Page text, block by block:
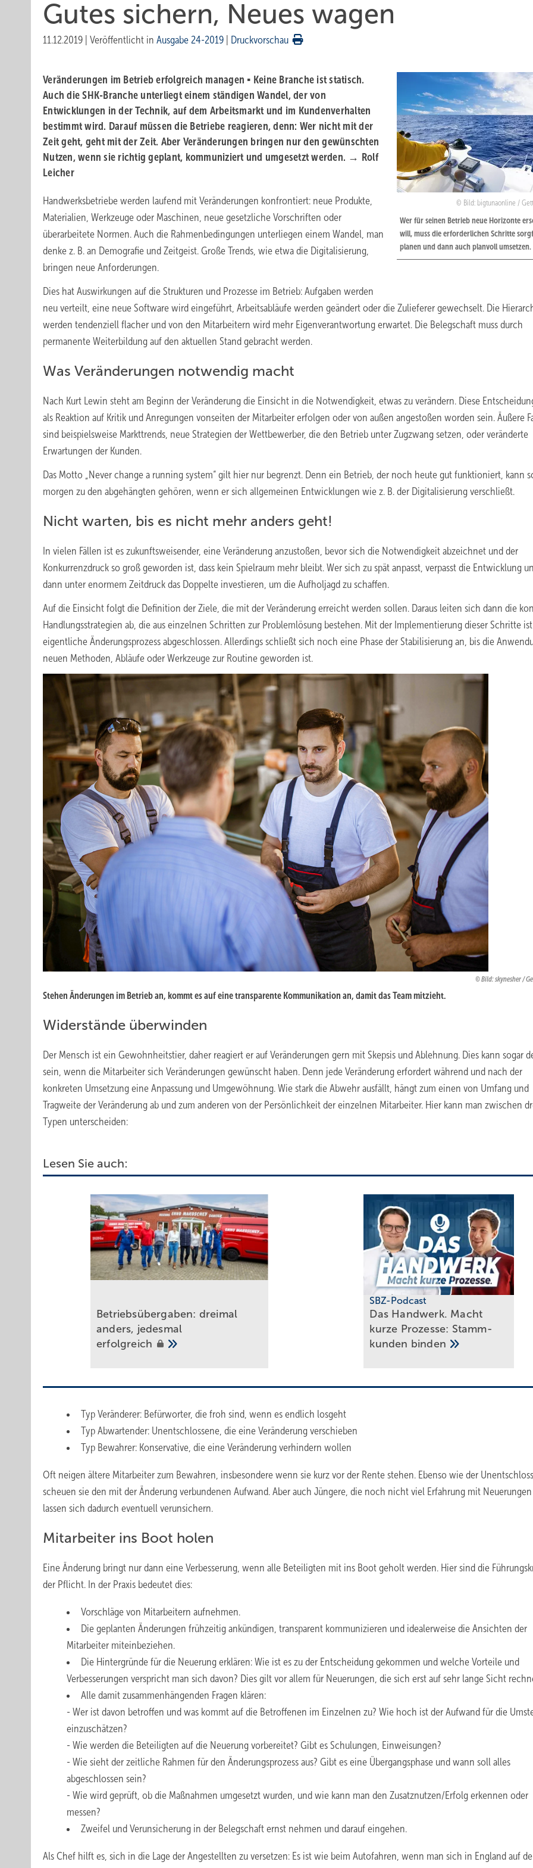
Gutes sichern, Neues wagen
11.12.2019 Veröffentlicht in Ausgabe 24-2019 Druckvorschau
Bild: bigtunaonline /
Wer für seinen Betrieb neue Horizonte
will, muss die erforderlichen Schritte
planen und dann auch planvoll umsetzen.
Veränderungen im Betrieb erfolgreich managen ▪ Keine Branche ist statisch.
Auch die SHK-Branche unterliegt einem ständigen Wandel, der von
Entwicklungen in der Technik, auf dem Arbeitsmarkt und im Kundenverhalten
bestimmt wird. Darauf müssen die Betriebe reagieren, denn: Wer nicht mit der
Zeit geht, geht mit der Zeit. Aber Veränderungen bringen nur den gewünschten
Nutzen, wenn sie richtig geplant, kommuniziert und umgesetzt werden. → Rolf
Leicher
Handwerksbetriebe werden laufend mit Veränderungen konfrontiert: neue Produkte,
Materialien, Werkzeuge oder Maschinen, neue gesetzliche Vorschriften oder
überarbeitete Normen. Auch die Rahmenbedingungen unterliegen einem Wandel, man
denke z. B. an Demografie und Zeitgeist. Große Trends, wie etwa die Digitalisierung,
bringen neue Anforderungen.
Dies hat Auswirkungen auf die Strukturen und Prozesse im Betrieb: Aufgaben werden
neu verteilt, eine neue Software wird eingeführt, Arbeitsabläufe werden geändert oder die Zulieferer gewechselt. Die
werden tendenziell flacher und von den Mitarbeitern wird mehr Eigenverantwortung erwartet. Die Belegschaft muss durch
permanente Weiterbildung auf den aktuellen Stand gebracht werden.
Was Veränderungen notwendig macht
Nach Kurt Lewin steht am Beginn der Veränderung die Einsicht in die Notwendigkeit, etwas zu verändern. Diese
als Reaktion auf Kritik und Anregungen vonseiten der Mitarbeiter erfolgen oder von außen angestoßen worden sein. Äußere
sind beispielsweise Markttrends, neue Strategien der Wettbewerber, die den Betrieb unter Zugzwang setzen, oder veränderte
Erwartungen der Kunden.
Das Motto „Never change a running system“ gilt hier nur begrenzt. Denn ein Betrieb, der noch heute gut funktioniert, kann
morgen zu den abgehängten gehören, wenn er sich allgemeinen Entwicklungen wie z. B. der Digitalisierung verschließt.
Nicht warten, bis es nicht mehr anders geht!
In vielen Fällen ist es zukunftsweisender, eine Veränderung anzustoßen, bevor sich die Notwendigkeit abzeichnet und der
Konkurrenzdruck so groß geworden ist, dass kein Spielraum mehr bleibt. Wer sich zu spät anpasst, verpasst die Entwicklung
dann unter enormem Zeitdruck das Doppelte investieren, um die Aufholjagd zu schaffen.
Auf die Einsicht folgt die Definition der Ziele, die mit der Veränderung erreicht werden sollen. Daraus leiten sich dann die
Handlungsstrategien ab, die aus einzelnen Schritten zur Problemlösung bestehen. Mit der Implementierung dieser Schritte
eigentliche Änderungsprozess abgeschlossen. Allerdings schließt sich noch eine Phase der Stabilisierung an, bis die
neuen Methoden, Abläufe oder Werkzeuge zur Routine geworden ist.
Bild: skynesher /
Stehen Änderungen im Betrieb an, kommt es auf eine transparente Kommunikation an, damit das Team mitzieht.
Widerstände überwinden
Der Mensch ist ein Gewohnheitstier, daher reagiert er auf Veränderungen gern mit Skepsis und Ablehnung. Dies kann sogar
sein, wenn die Mitarbeiter sich Veränderungen gewünscht haben. Denn jede Veränderung erfordert während und nach der
konkreten Umsetzung eine Anpassung und Umgewöhnung. Wie stark die Abwehr ausfällt, hängt zum einen von Umfang und
Tragweite der Veränderung ab und zum anderen von der Persönlichkeit der einzelnen Mitarbeiter. Hier kann man zwischen
Typen unterscheiden:
Lesen Sie auch:
Betriebsübergaben: dreimal
anders, jedesmal
erfolgreich
SBZ-Podcast
Das Handwerk. Macht
kurze Prozesse: Stamm­
kun­den bin­den
Typ Veränderer: Befürworter, die froh sind, wenn es endlich losgeht
Typ Abwartender: Unentschlossene, die eine Veränderung verschieben
Typ Bewahrer: Konservative, die eine Veränderung verhindern wollen
Oft neigen ältere Mitarbeiter zum Bewahren, insbesondere wenn sie kurz vor der Rente stehen. Ebenso wie der
scheuen sie den mit der Änderung verbundenen Aufwand. Aber auch Jüngere, die noch nicht viel Erfahrung mit
lassen sich dadurch eventuell verunsichern.
Mitarbeiter ins Boot holen
Eine Änderung bringt nur dann eine Verbesserung, wenn alle Beteiligten mit ins Boot geholt werden. Hier sind die
der Pflicht. In der Praxis bedeutet dies:
Vorschläge von Mitarbeitern ­aufnehmen.
Die geplanten Änderungen frühzeitig ankündigen, transparent kommunizieren und idealerweise die Ansichten der
Mitarbeiter miteinbeziehen.
Die Hintergründe für die Neuerung erklären: Wie ist es zu der Entscheidung gekommen und welche Vorteile und
Verbesserungen verspricht man sich davon? Dies gilt vor allem für Neuerungen, die sich erst auf sehr lange Sicht
Alle damit zusammenhängenden Fragen klären:
- Wer ist davon betroffen und was kommt auf die Betroffenen im Einzelnen zu? Wie hoch ist der Aufwand für die
einzuschätzen?
- Wie werden die Beteiligten auf die Neuerung vorbereitet? Gibt es Schulungen, Einweisungen?
- Wie sieht der zeitliche Rahmen für den Änderungsprozess aus? Gibt es eine Übergangsphase und wann soll alles
abgeschlossen sein?
- Wie wird geprüft, ob die Maßnahmen umgesetzt wurden, und wie kann man den Zusatznutzen/Erfolg erkennen oder
messen?
Zweifel und Verunsicherung in der Belegschaft ernst nehmen und darauf eingehen.
Als Chef hilft es, sich in die Lage der Angestellten zu versetzen: Es ist wie beim Autofahren, wenn man sich in England auf